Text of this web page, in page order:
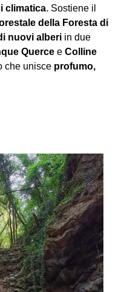
climatica. Sostiene il
della Foresta di
nuovi alberi in due
Querce e Colline
che unisce profumo,